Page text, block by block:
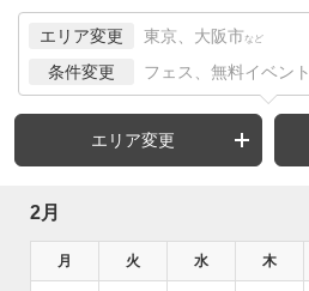
エリア変更 東京、大阪市 など
条件変更 フェス、無料イベント
エリア変更
2月
月 火 水 木